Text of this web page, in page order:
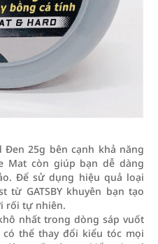
Đen 25g bên cạnh khả năng
Mat còn giúp bạn dễ dàng
Để sử dụng hiệu quả loại
từ GATSBY khuyên bạn tạo
rối tự nhiên.
nhất trong dòng sáp vuốt
thể thay đổi kiểu tóc mọi